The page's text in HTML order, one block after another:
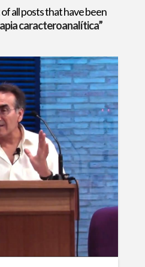
all posts that have been
caracteroanalítica”